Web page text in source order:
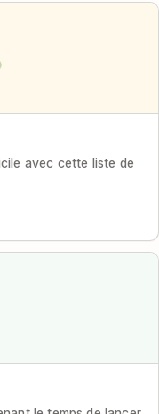
avec cette liste de